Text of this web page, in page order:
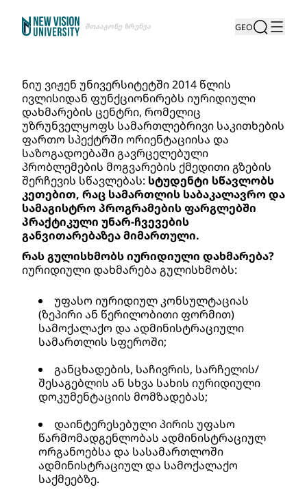
Შთააგონე Ზრუნვა GEO
ნიუ ვიჟენ უნივერსიტეტში 2014 წლის
ივლისიდან ფუნქციონირებს იურიდიული
დახმარების ცენტრი, რომელიც
უზრუნველყოფს სამართლებრივი საკითხების
ფართო სპექტრში ორიენტაციისა და
საზოგადოებაში გავრცელებული
პრობლემების მოგვარების ქმედითი გზების
შერჩევის სწავლებას: სტუდენტი სწავლობს
კეთებით, რაც სამართლის საბაკალავრო და
სამაგისტრო პროგრამების ფარგლებში
პრაქტიკული უნარ-ჩვევების
განვითარებაზეა მიმართული.
რას გულისხმობს იურიდიული დახმარება?
იურიდიული დახმარება გულისხმობს:
უფასო იურიდიულ კონსულტაციას
(ზეპირი ან წერილობითი ფორმით)
სამოქალაქო და ადმინისტრაციული
სამართლის სფეროში;
განცხადების, საჩივრის, სარჩელის/
შესაგებლის ან სხვა სახის იურიდიული
დოკუმენტაციის მომზადებას;
დაინტერესებული პირის უფასო
წარმომადგენლობას ადმინისტრაციულ
ორგანოებსა და სასამართლოში
ადმინისტრაციულ და სამოქალაქო
საქმეებზე.